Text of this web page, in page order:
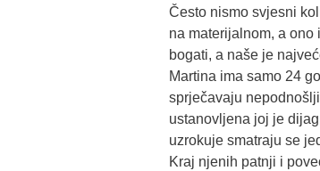
Često nismo svjesni
na materijalnom, a
bogati, a naše je
Martina ima samo 24
sprječavaju
ustanovljena joj je
uzrokuje smatraju se
Kraj njenih patnji i